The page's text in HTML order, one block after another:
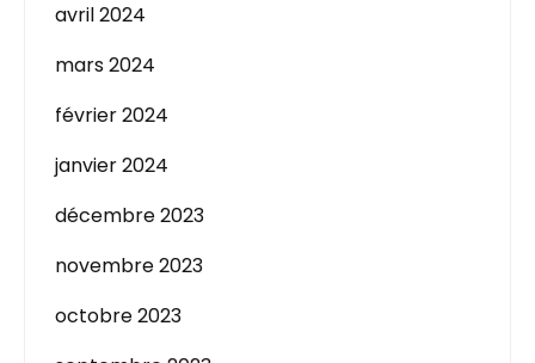
avril 2024
mars 2024
février 2024
janvier 2024
décembre 2023
novembre 2023
octobre 2023